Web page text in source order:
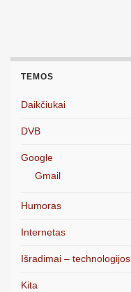
TEMOS
Daikčiukai
DVB
Google
Gmail
Humoras
Internetas
Išradimai – technologijos
Kita